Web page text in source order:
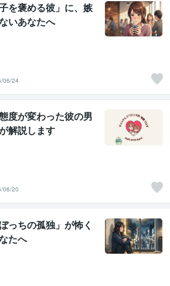
を褒める彼」に、嫉
いあなたへ
06/24
度が変わった彼の男
解説します
06/20
っちの孤独」が怖く
たへ